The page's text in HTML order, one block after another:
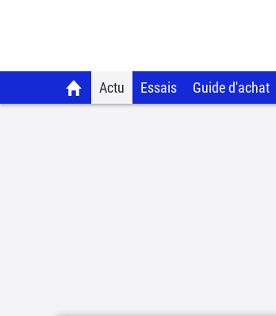
Actu Essais Guide d'achat